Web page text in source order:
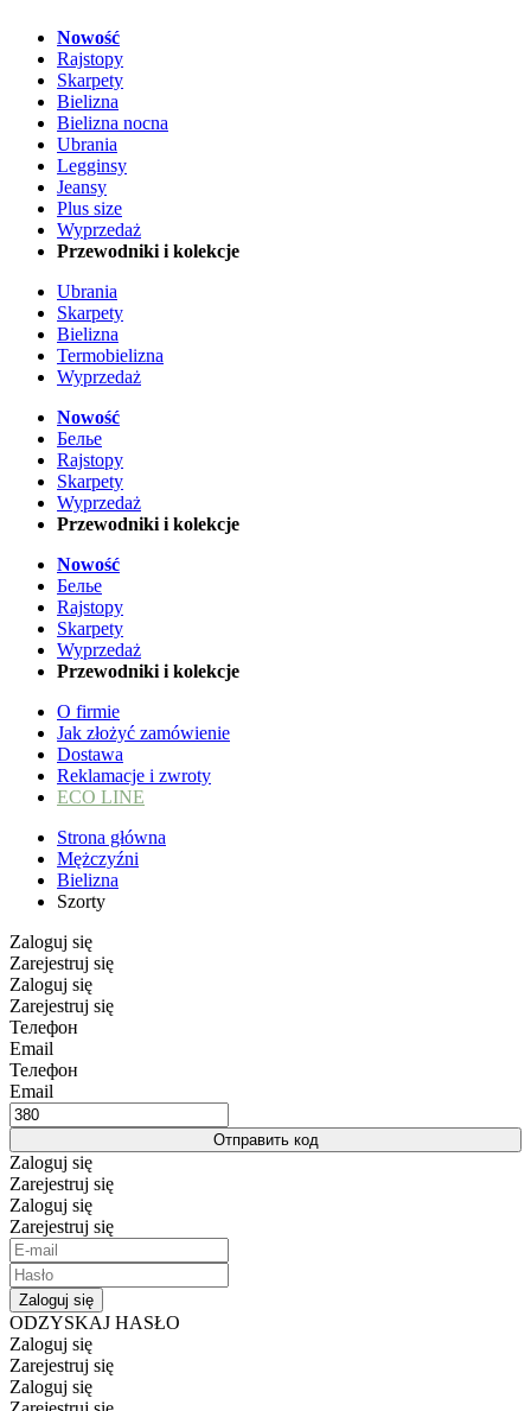
Nowość
Rajstopy
Skarpety
Bielizna
Bielizna nocna
Ubrania
Legginsy
Jeansy
Plus size
Wyprzedaż
Przewodniki i kolekcje
Ubrania
Skarpety
Bielizna
Termobielizna
Wyprzedaż
Nowość
Белье
Rajstopy
Skarpety
Wyprzedaż
Przewodniki i kolekcje
Nowość
Белье
Rajstopy
Skarpety
Wyprzedaż
Przewodniki i kolekcje
O firmie
Jak złożyć zamówienie
Dostawa
Reklamacje i zwroty
ECO LINE
Strona główna
Mężczyźni
Bielizna
Szorty
Zaloguj się
Zarejestruj się
Zaloguj się
Zarejestruj się
Телефон
Email
Телефон
Email
Отправить код
Zaloguj się
Zarejestruj się
Zaloguj się
Zarejestruj się
Zaloguj się
ODZYSKAJ HASŁO
Zaloguj się
Zarejestruj się
Zaloguj się